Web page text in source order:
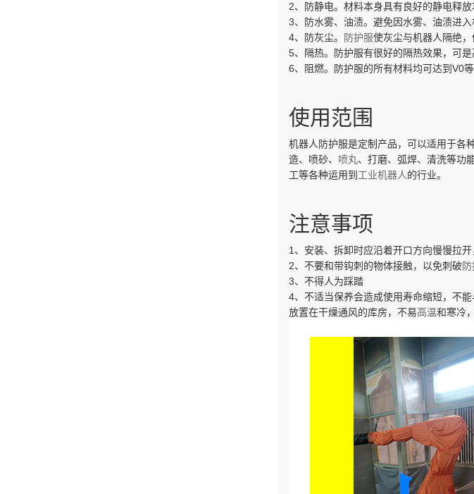
2、防静电。材料本身具有良好的静电释
3、防水雾、油渍。避免因水雾、油渍进
4、防灰尘。
防护服使灰尘与机器人隔绝，
5、隔热。防护服有很好的隔热效果，可
6、阻燃。防护服的所有材料均可达到V0等
使用范围
机器人防护服是定制产品，可以适用于各
造、喷砂、 喷丸、打磨、弧焊、清洗等功
工等各种运用到 工业机器人的行业。
注意事项
1、安装、拆卸时应沿着开口方向慢慢拉
2、不要和带钩刺的物体接触，以免刺破
3、不得人为踩踏
4、不适当保养会造成使用寿命缩短，不
放置在干燥通风的库房，不易高温和寒冷